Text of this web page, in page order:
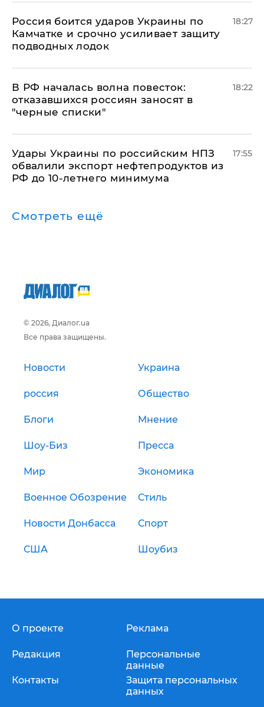
Россия боится ударов Украины по
Камчатке и срочно усиливает защиту
подводных лодок
18:27
​В РФ началась волна повесток:
отказавшихся россиян заносят в
"черные списки"
18:22
Удары Украины по российским НПЗ
обвалили экспорт нефтепродуктов из
РФ до 10-летнего минимума
17:55
Смотреть ещё
© 2026, Диалог.ua
Все права защищены.
Новости Украина
россия Общество
Блоги Мнение
Шоу-Биз Пресса
Мир Экономика
Военное Обозрение Стиль
Новости Донбасса Спорт
США Шоубиз
О проекте
Редакция
Контакты
Реклама
Персональные
данные
Защита персональных
данных